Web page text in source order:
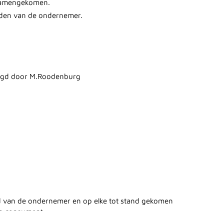
van de ondernemer.
door M.Roodenburg
de ondernemer en op elke tot stand gekomen